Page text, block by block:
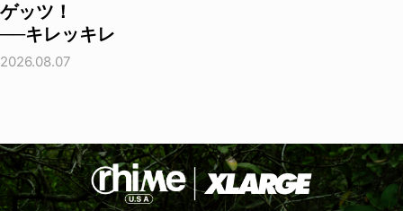
ゲッツ！
──キレッキレ
2026.08.07